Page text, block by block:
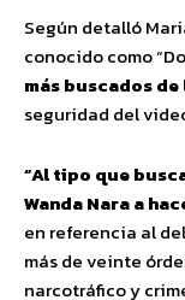
Según detalló
conocido como
más buscados de
seguridad del
“Al tipo que
Wanda Nara a
en referencia al
más de veinte
narcotráfico y